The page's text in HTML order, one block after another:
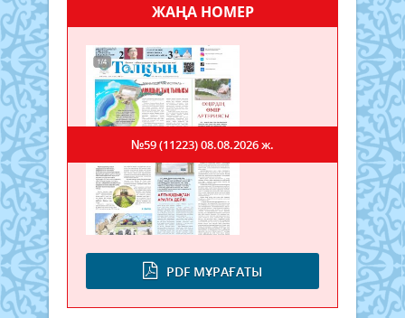
ЖАҢА НОМЕР
PDF МҰРАҒАТЫ
№59 (11223)08.08.2026 ж.